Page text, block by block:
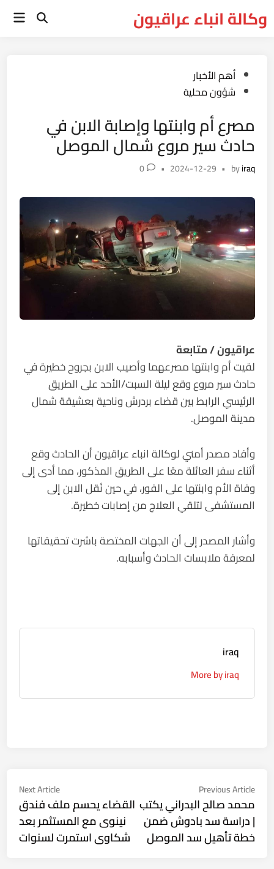
toوكالة انباء عراقيون Open
Posted
in
أهم الأخبار
شؤون محلية
مصرع أم وابنتها وإصابة الابن في
حادث سير مروع شمال الموصل
byiraq
•
2024-12-29
•
0
عراقيون / متابعة
لقيت أم وابنتها مصرعهما وأصيب الابن بجروح خطيرة في
حادث سير مروع وقع ليلة السبت/الأحد على الطريق
الرئيسي الرابط بين قضاء بردرش وناحية بعشيقة شمال
مدينة الموصل.
وأفاد مصدر أمني لوكالة انباء عراقيون أن الحادث وقع
أثناء سفر العائلة معًا على الطريق المذكور، مما أدى إلى
وفاة الأم وابنتها على الفور، في حين نُقل الابن إلى
المستشفى لتلقي العلاج من إصابات خطيرة.
وأشار المصدر إلى أن الجهات المختصة باشرت تحقيقاتها
لمعرفة ملابسات الحادث وأسبابه.
iraq
More by iraq
تصفّح
المقالات
Previous Article
article:
محمد صالح البدراني يكتب
| دراسة سد بادوش ضمن
خطة تأهيل سد الموصل
Next Article
Next
القضاء يحسم ملف فندق
نينوى مع المستثمر بعد
شكاوى استمرت لسنوات